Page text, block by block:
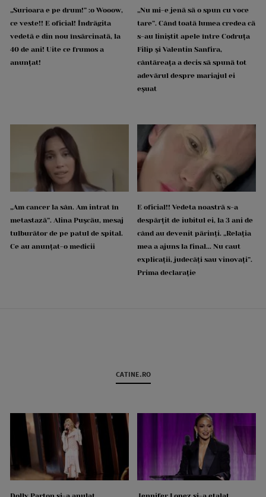
„Surioara e pe drum!” :o Wooow,
ce veste!! E oficial! Îndrăgita
vedetă e din nou însărcinată, la
40 de ani! Uite ce frumos a
anunțat!
„Nu mi-e jenă să o spun cu voce
tare”. Când toată lumea credea că
s-au liniștit apele între Codruța
Filip și Valentin Sanfira,
cântăreața a decis să spună tot
adevărul despre mariajul ei
eșuat
„Am cancer la sân. Am intrat în
metastază”. Alina Pușcău, mesaj
tulburător de pe patul de spital.
Ce au anunțat-o medicii
E oficial!! Vedeta noastră s-a
despărțit de iubitul ei, la 3 ani de
când au devenit părinți. „Relația
mea a ajuns la final... Nu caut
explicații, judecăți sau vinovați”.
Prima declarație
CATINE.RO